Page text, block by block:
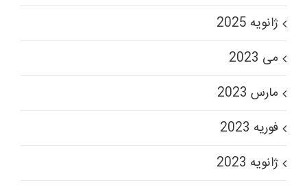
ژانویه 2025
می 2023
مارس 2023
فوریه 2023
ژانویه 2023